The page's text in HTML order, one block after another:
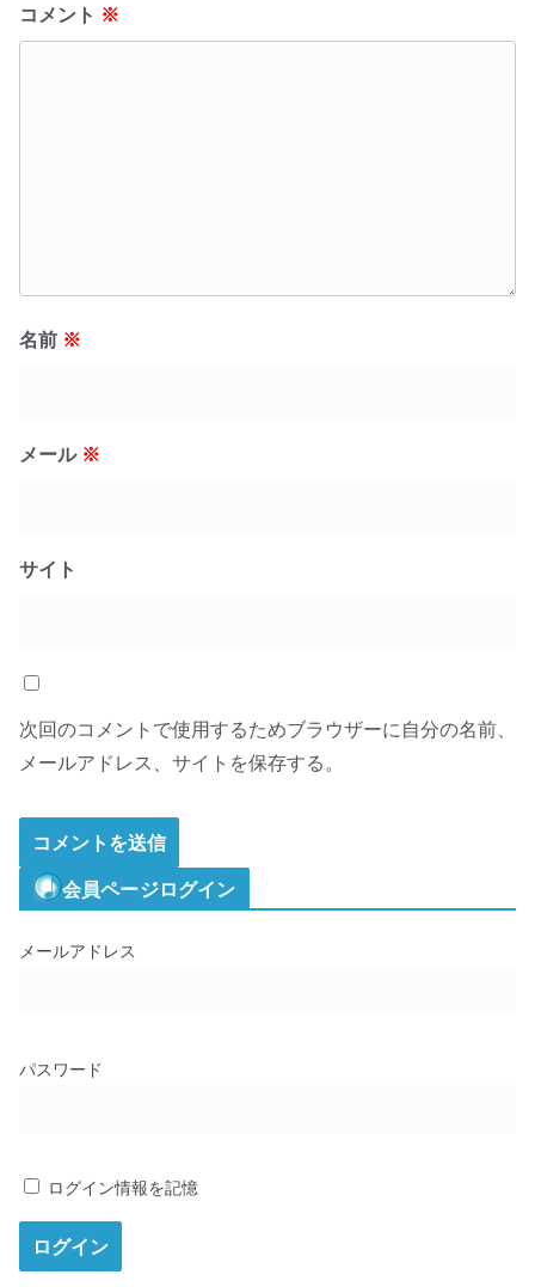
コメント ※
名前 ※
メール ※
サイト
次回のコメントで使用するためブラウザーに自分の名前、
メールアドレス、サイトを保存する。
会員ページログイン
メールアドレス
パスワード
ログイン情報を記憶